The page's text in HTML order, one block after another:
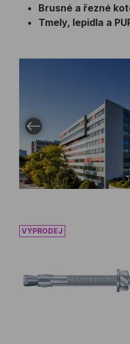
Brusné a řezné
Tmely, lepidla a
Předcházející obrázek
Třmenová kotva MKT B